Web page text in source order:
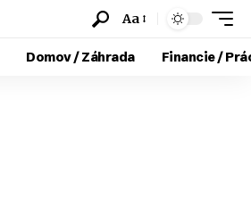
Aa
Domov / Záhrada Financie /